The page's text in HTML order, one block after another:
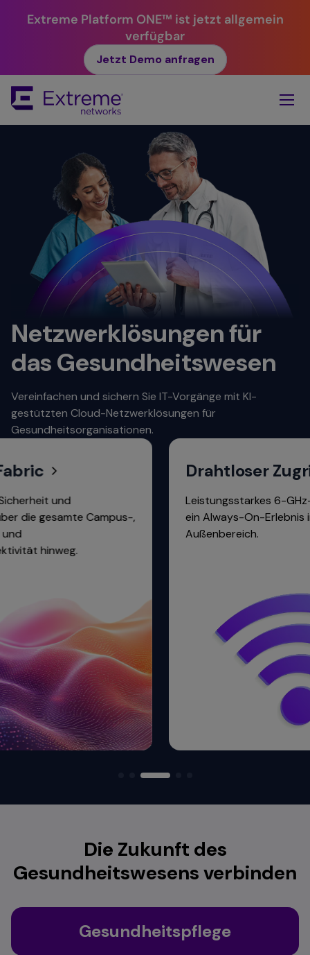
Extreme Platform ONE™ ist jetzt allgemein
verfügbar
Jetzt Demo anfragen
Main
Content
Netzwerklösungen für
das Gesundheitswesen
Vereinfachen und sichern Sie IT-Vorgänge mit KI-
gestützten Cloud-Netzwerklösungen für
Gesundheitsorganisationen.
und
Campus-,
Drahtloser Zugriff
Leistungsstarkes 6-GHz-
ein Always-On-Erlebnis im
Außenbereich.
Die Zukunft des
Gesundheitswesens verbinden
Gesundheitspflege